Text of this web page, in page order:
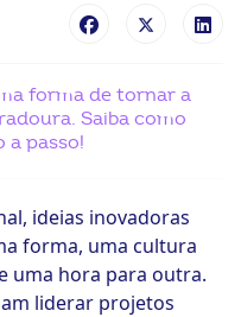
forma de tornar a
Saiba como
a passo!
ideias inovadoras
forma, uma cultura
uma hora para outra.
liderar projetos